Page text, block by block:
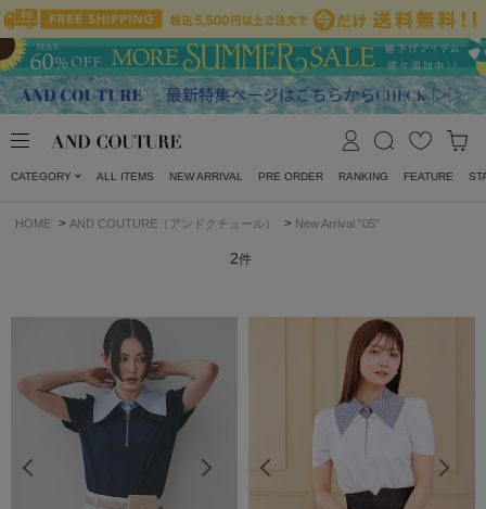
CATEGORY ALL ITEMS NEW ARRIVAL PRE ORDER RANKING FEATURE
HOME > AND COUTURE（アンドクチュール） > New Arrival ”05”
2件